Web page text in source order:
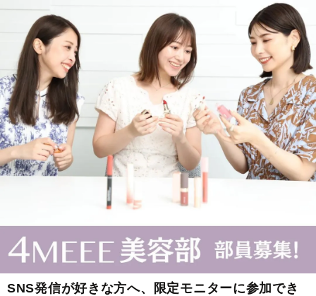
SNS発信が好きな方へ、限定モニターに参加でき